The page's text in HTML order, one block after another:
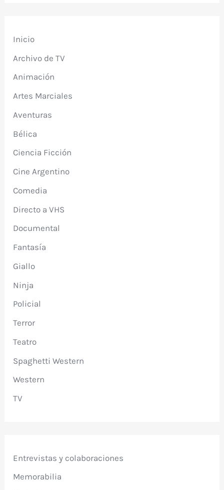
Inicio
Archivo de TV
Animación
Artes Marciales
Aventuras
Bélica
Ciencia Ficción
Cine Argentino
Comedia
Directo a VHS
Documental
Fantasía
Giallo
Ninja
Policial
Terror
Teatro
Spaghetti Western
Western
TV
Entrevistas y colaboraciones
Memorabilia